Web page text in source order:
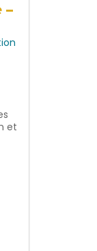
–
et